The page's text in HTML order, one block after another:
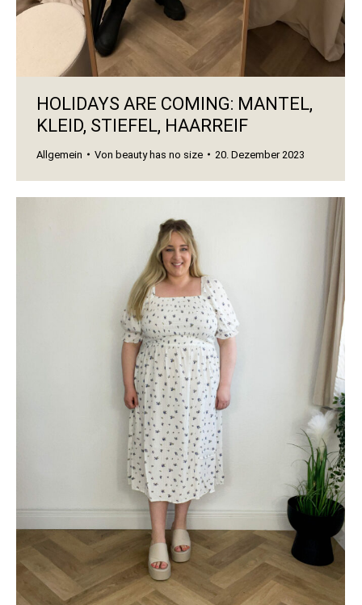
HOLIDAYS ARE COMING: MANTEL,
KLEID, STIEFEL, HAARREIF
Allgemein Von beauty has no size 20. Dezember 2023